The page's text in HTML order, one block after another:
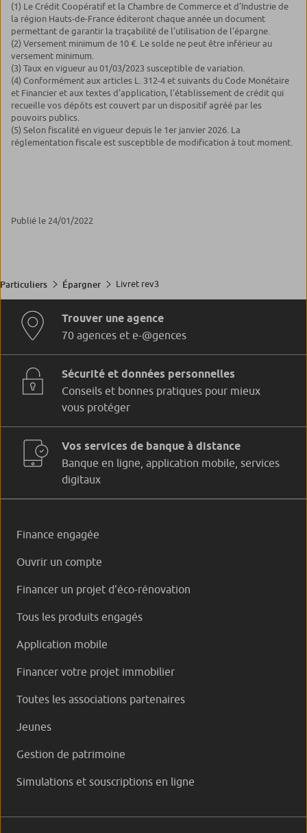
(1) Le Crédit Coopératif et la Chambre de Commerce et d’Industrie de
la région Hauts-de-France éditeront chaque année un document
permettant de garantir la traçabilité de l’utilisation de l’épargne.
(2) Versement minimum de 10 €. Le solde ne peut être inférieur au
versement minimum.
(3) Taux en vigueur au 01/03/2023 susceptible de variation.
(4) Conformément aux articles L. 312-4 et suivants du Code Monétaire
et Financier et aux textes d’application, l’établissement de crédit qui
recueille vos dépôts est couvert par un dispositif agréé par les
pouvoirs publics.
(5) Selon fiscalité en vigueur depuis le 1er janvier 2026. La
réglementation fiscale est susceptible de modification à tout moment.
Publié le 24/01/2022
Particuliers Épargner Livret rev3
Trouver une agence
70 agences et e-@gences
Sécurité et données personnelles
Conseils et bonnes pratiques pour mieux
vous protéger
Vos services de banque à distance
Banque en ligne, application mobile, services
digitaux
Finance engagée
Ouvrir un compte
Financer un projet d'éco-rénovation
Tous les produits engagés
Application mobile
Financer votre projet immobilier
Toutes les associations partenaires
Jeunes
Gestion de patrimoine
Simulations et souscriptions en ligne